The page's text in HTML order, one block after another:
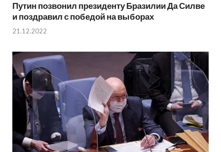
Путин позвонил президенту Бразилии Да Силве
и поздравил с победой на выборах
21.12.2022